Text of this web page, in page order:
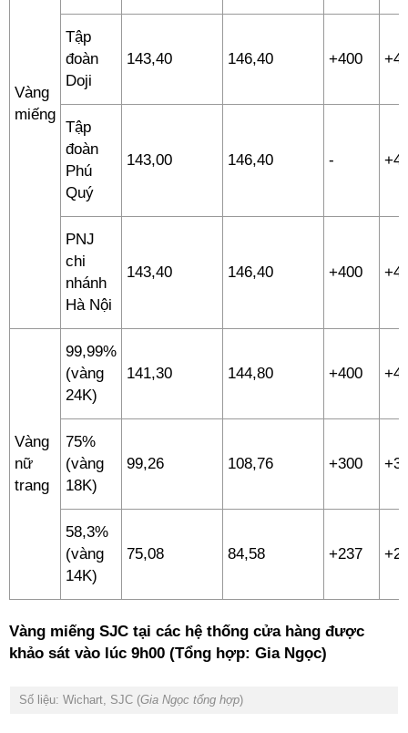
Vàng
miếng
Tập
đoàn
Doji
143,40 146,40 +400
Tập
đoàn
Phú
Quý
143,00 146,40 -
PNJ
chi
nhánh
Hà Nội
143,40 146,40 +400
Vàng
nữ
trang
99,99%
(vàng
24K)
141,30 144,80 +400
75%
(vàng
18K)
99,26 108,76 +300
58,3%
(vàng
14K)
75,08 84,58 +237
Vàng miếng SJC tại các hệ thống cửa hàng được
khảo sát vào lúc 9h00 (Tổng hợp: Gia Ngọc)
Số liệu: Wichart, SJC (Gia Ngọc tổng hợp)